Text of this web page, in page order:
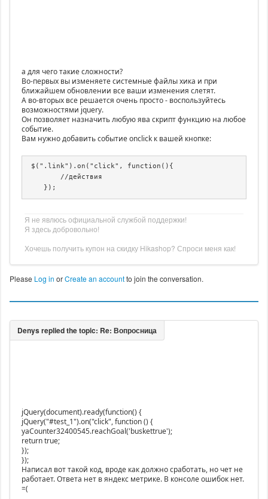
а для чего такие сложности?
Во-первых вы изменяете системные файлы хика и при
ближайшем обновлении все ваши изменения слетят.
А во-вторых все решается очень просто - воспользуйтесь
возможностями jquery.
Он позволяет назначить любую ява скрипт функцию на любое
событие.
Вам нужно добавить событие onclick к вашей кнопке:
    });
Я не явлюсь официальной службой поддержки!
Я здесь добровольно!
Хочешь получить купон на скидку Hikashop? Спроси меня как!
Please Log in orCreate an accountto join the conversation.
jQuery(document).ready(function() {
jQuery("#test_1").on("click", function () {
yaCounter32400545.reachGoal('buskettrue');
return true;
});
});
Написал вот такой код, вроде как должно сработать, но чет не
работает. Ответа нет в яндекс метрике. В консоле ошибок нет.
=(